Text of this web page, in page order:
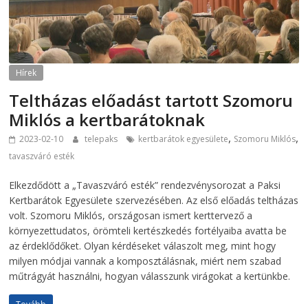
Hírek
Teltházas előadást tartott Szomoru
Miklós a kertbarátoknak
2023-02-10 telepaks kertbarátok egyesülete, Szomoru Miklós,
tavaszváró esték
Elkezdődött a „Tavaszváró esték” rendezvénysorozat a Paksi
Kertbarátok Egyesülete szervezésében. Az első előadás teltházas
volt. Szomoru Miklós, országosan ismert kerttervező a
környezettudatos, örömteli kertészkedés fortélyaiba avatta be
az érdeklődőket. Olyan kérdéseket válaszolt meg, mint hogy
milyen módjai vannak a komposztálásnak, miért nem szabad
műtrágyát használni, hogyan válasszunk virágokat a kertünkbe.